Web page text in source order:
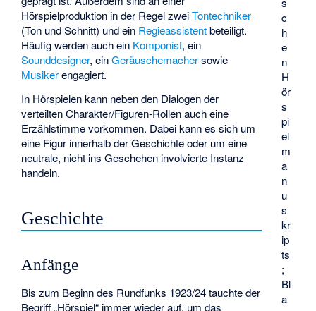
c
h
e
n
H
ör
s
pi
el
m
a
n
u
s
kr
ip
ts
;
Bl
a
Hörspielproduktion in der Regel zweiTontechniker
(Ton und Schnitt) und ein Regieassistentbeteiligt.
Häufig werden auch ein Komponist, ein
Sounddesigner, einGeräuschemachersowie
Musikerengagiert.
In Hörspielen kann neben den Dialogen der
verteilten Charakter/Figuren-Rollen auch eine
Erzählstimme vorkommen. Dabei kann es sich um
eine Figur innerhalb der Geschichte oder um eine
neutrale, nicht ins Geschehen involvierte Instanz
handeln.
Geschichte
Anfänge
Bis zum Beginn des Rundfunks 1923/24 tauchte der
Begriff „Hörspiel“ immer wieder auf, um das